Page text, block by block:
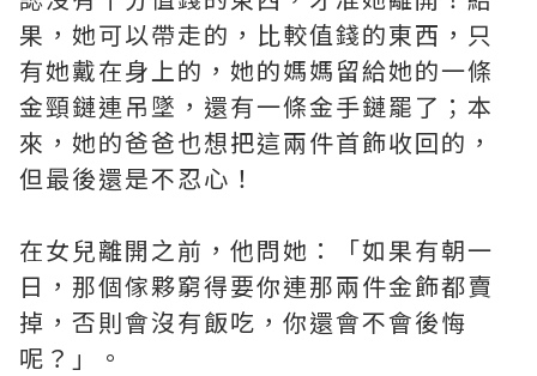
果，她可以帶走的，比較值錢的東西，只
有她戴在身上的，她的媽媽留給她的一條
金頸鏈連吊墜，還有一條金手鏈罷了；本
來，她的爸爸也想把這兩件首飾收回的，
但最後還是不忍心！
在女兒離開之前，他問她：「如果有朝一
日，那個傢夥窮得要你連那兩件金飾都賣
掉，否則會沒有飯吃，你還會不會後悔
呢？」。